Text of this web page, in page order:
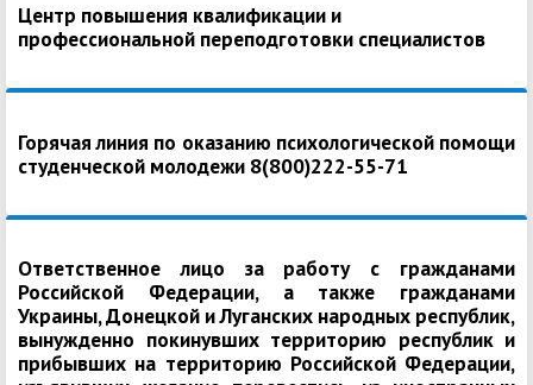
Центр повышения квалификации и
профессиональной переподготовки специалистов
Горячая линия по оказанию психологической помощи
студенческой молодежи 8(800)222-55-71
Ответственное лицо за работу с гражданами
Российской Федерации, а также гражданами
Украины, Донецкой и Луганских народных республик,
вынужденно покинувших территорию республик и
прибывших на территорию Российской Федерации,